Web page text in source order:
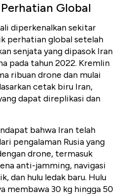
Global
diperkenalkan sekitar
perhatian global setelah
senjata yang dipasok Iran
pada tahun 2022. Kremlin
ribuan drone dan mulai
cetak biru Iran,
dapat direplikasi dan
bahwa Iran telah
pengalaman Rusia yang
drone, termasuk
anti-jamming, navigasi
dan hulu ledak baru. Hulu
membawa 30 kg hingga 50